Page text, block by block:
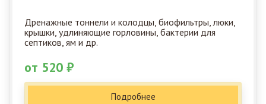
Дренажные тоннели и колодцы, биофильтры, люки,
крышки, удлиняющие горловины, бактерии для
септиков, ям и др.
от 520 ₽
Подробнее